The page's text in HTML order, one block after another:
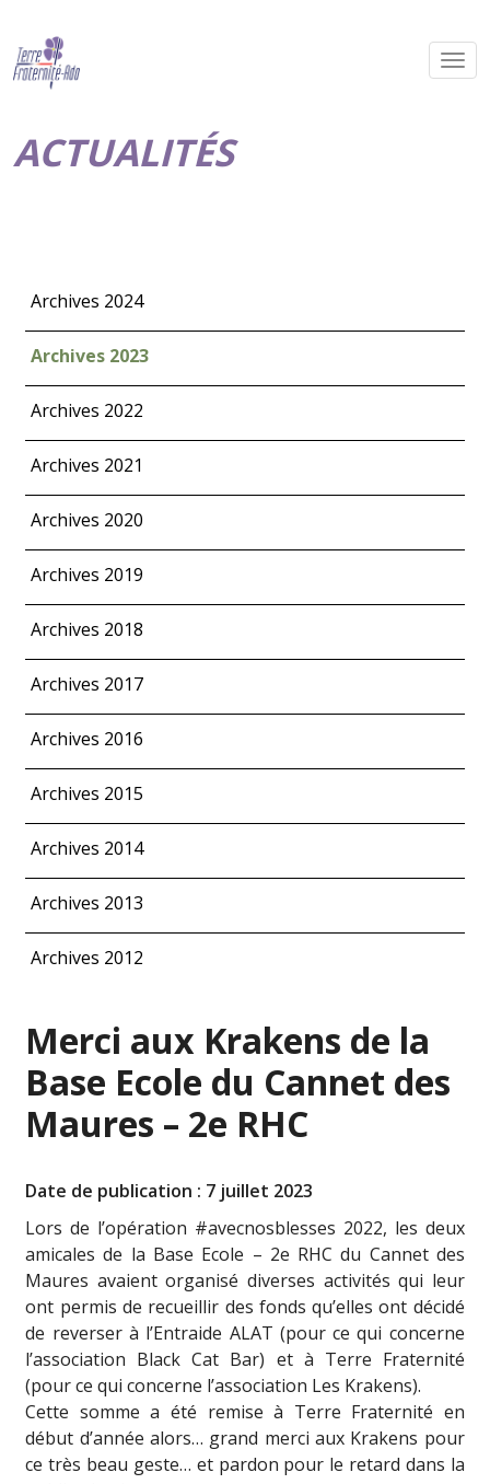
ACTUALITÉS
Archives 2024
Archives 2023
Archives 2022
Archives 2021
Archives 2020
Archives 2019
Archives 2018
Archives 2017
Archives 2016
Archives 2015
Archives 2014
Archives 2013
Archives 2012
Merci aux Krakens de la
Base Ecole du Cannet des
Maures – 2e RHC
Date de publication : 7 juillet 2023
Lors de l’opération #avecnosblesses 2022, les deux
amicales de la Base Ecole – 2e RHC du Cannet des
Maures avaient organisé diverses activités qui leur
ont permis de recueillir des fonds qu’elles ont décidé
de reverser à l’Entraide ALAT (pour ce qui concerne
l’association Black Cat Bar) et à Terre Fraternité
(pour ce qui concerne l’association Les Krakens).
Cette somme a été remise à Terre Fraternité en
début d’année alors… grand merci aux Krakens pour
ce très beau geste… et pardon pour le retard dans la